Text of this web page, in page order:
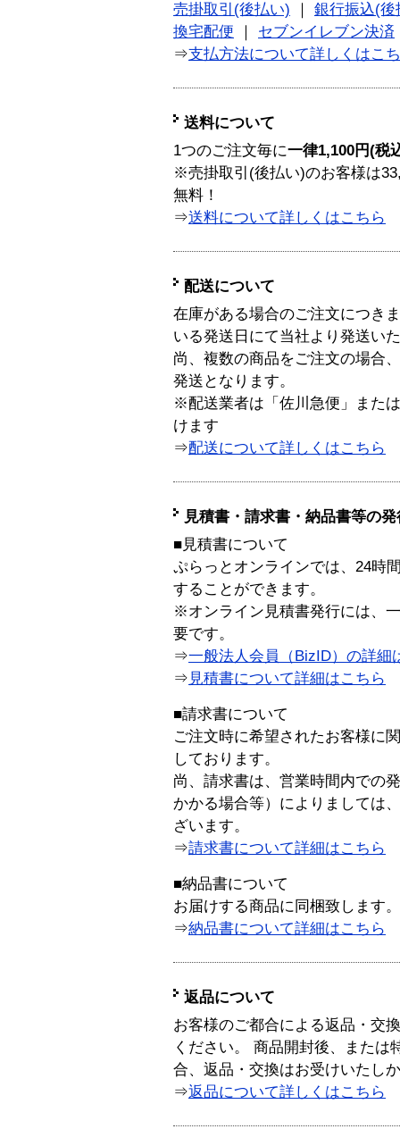
売掛取引(後払い)
銀行振込(後
換宅配便
セブンイレブン決済
⇒支払方法について詳しくはこ
送料について
1つのご注文毎に一律1,100円(税
※売掛取引(後払い)のお客様は
無料！
⇒送料について詳しくはこちら
配送について
在庫がある場合のご注文につき
いる発送日にて当社より発送い
尚、複数の商品をご注文の場合
発送となります。
※配送業者は「佐川急便」また
けます
⇒配送について詳しくはこちら
見積書・請求書・納品書等の
■見積書について
ぷらっとオンラインでは、24時
することができます。
※オンライン見積書発行には、
要です。
⇒一般法人会員（BizID）の詳細
⇒ 見積書について詳細はこちら
■請求書について
ご注文時に希望されたお客様に
しております。
尚、請求書は、営業時間内での
かかる場合等）によりましては
ざいます。
⇒請求書について詳細はこちら
■納品書について
お届けする商品に同梱致します。
⇒納品書について詳細はこちら
返品について
お客様のご都合による返品・交
ください。 商品開封後、または
合、返品・交換はお受けいたし
⇒返品について詳しくはこちら